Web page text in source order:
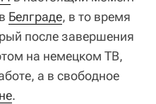
Белграде, в то время
после завершения
на немецком ТВ,
а в свободное
.